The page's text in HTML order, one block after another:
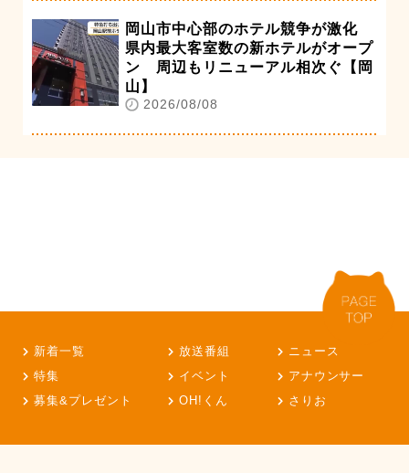
岡山市中心部のホテル競争が激化
県内最大客室数の新ホテルがオープ
ン 周辺もリニューアル相次ぐ【岡
山】
2026/08/08
新着一覧 放送番組
ニュース
特集
イベント
アナウンサー
募集&プレゼント
OH!くん さりお